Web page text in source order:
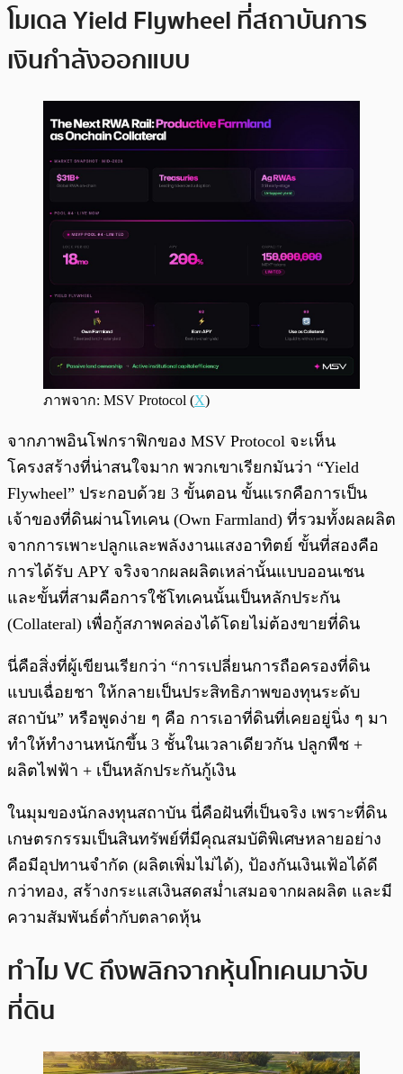
โมเดล Yield Flywheel ที่สถาบันการ
เงินกำลังออกแบบ
ภาพจาก: MSV Protocol (X)
จากภาพอินโฟกราฟิกของ MSV Protocol จะเห็น
โครงสร้างที่น่าสนใจมาก พวกเขาเรียกมันว่า “Yield
Flywheel” ประกอบด้วย 3 ขั้นตอน ขั้นแรกคือการเป็น
เจ้าของที่ดินผ่านโทเคน (Own Farmland) ที่รวมทั้งผลผลิต
จากการเพาะปลูกและพลังงานแสงอาทิตย์ ขั้นที่สองคือ
การได้รับ APY จริงจากผลผลิตเหล่านั้นแบบออนเชน
และขั้นที่สามคือการใช้โทเคนนั้นเป็นหลักประกัน
(Collateral) เพื่อกู้สภาพคล่องได้โดยไม่ต้องขายที่ดิน
นี่คือสิ่งที่ผู้เขียนเรียกว่า “การเปลี่ยนการถือครองที่ดิน
แบบเฉื่อยชา ให้กลายเป็นประสิทธิภาพของทุนระดับ
สถาบัน” หรือพูดง่าย ๆ คือ การเอาที่ดินที่เคยอยู่นิ่ง ๆ มา
ทำให้ทำงานหนักขึ้น 3 ชั้นในเวลาเดียวกัน ปลูกพืช +
ผลิตไฟฟ้า + เป็นหลักประกันกู้เงิน
ในมุมของนักลงทุนสถาบัน นี่คือฝันที่เป็นจริง เพราะที่ดิน
เกษตรกรรมเป็นสินทรัพย์ที่มีคุณสมบัติพิเศษหลายอย่าง
คือมีอุปทานจำกัด (ผลิตเพิ่มไม่ได้), ป้องกันเงินเฟ้อได้ดี
กว่าทอง, สร้างกระแสเงินสดสม่ำเสมอจากผลผลิต และมี
ความสัมพันธ์ต่ำกับตลาดหุ้น
ทำไม VC ถึงพลิกจากหุ้นโทเคนมาจับ
ที่ดิน